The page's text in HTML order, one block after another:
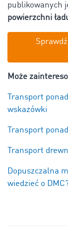
publikowanych
powierzchni
Może
Transport
wskazówki
Transport
Transport
Dopuszczalna
wiedzieć o